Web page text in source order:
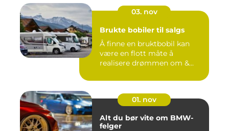
03. nov
Brukte bobiler til salgs
Å finne en bruktbobil kan
være en flott måte å
realisere drømmen om &...
01. nov
Alt du bør vite om BMW-
felger